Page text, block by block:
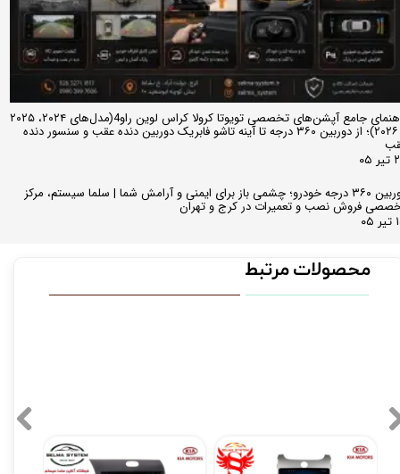
راهنمای جامع آپشن‌های تخصصی تویوتا کرولا کراس لوین راو4(مدل‌های ۲۰۲۴، ۲۰۲۵
و ۲۰۲۶)؛ از دوربین ۳۶۰ درجه تا آینه تاشو فابریک دوربین دنده عقب و سنسور دنده
دوربین ۳۶۰ درجه خودرو؛ چشمی باز برای ایمنی و آرامش شما | سلما سیستم، مرکز
فروش نصب و تعمیرات در کرج و تهران
محصولات مرتبط
مانیتور فابریک سراتو وارداتی Cerato K3 اندروید مدل T3L مانیتور فابریک سراتو Cerato کیا فول تاچ مدل T3L2021